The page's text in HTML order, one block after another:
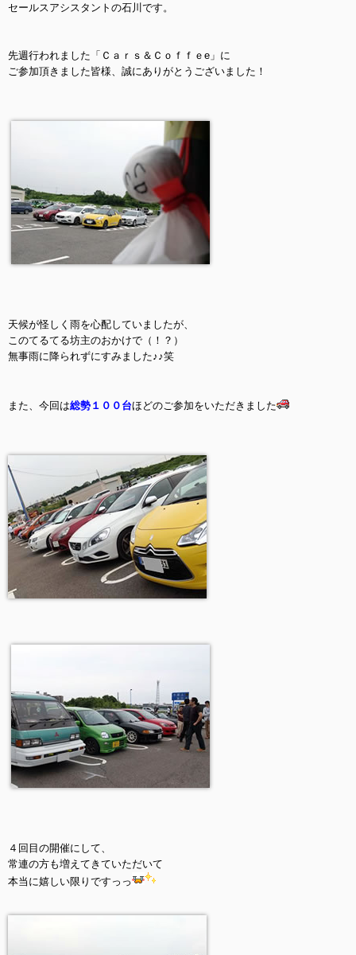
セールスアシスタントの石川です。
先週行われました「Ｃａｒｓ＆Ｃｏｆｆｅe」に
ご参加頂きました皆様、誠にありがとうございました！
天候が怪しく雨を心配していましたが、
このてるてる坊主のおかけで（！？）
無事雨に降られずにすみました♪♪笑
また、今回は総勢１００台ほどのご参加をいただきました
４回目の開催にして、
常連の方も増えてきていただいて
本当に嬉しい限りですっっ